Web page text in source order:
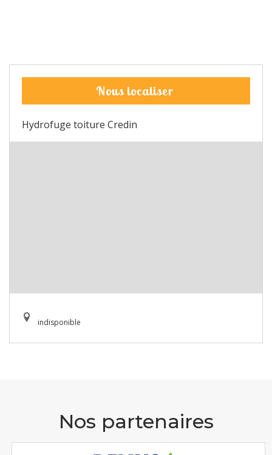
Nous localiser
Hydrofuge toiture Credin
indisponible
Nos partenaires